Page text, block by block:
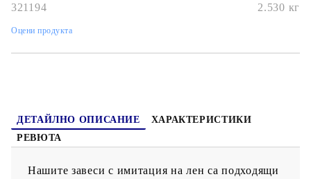
321194 2.530 кг
Оцени продукта
ДЕТАЙЛНО ОПИСАНИЕ
ХАРАКТЕРИСТИКИ
РЕВЮТА
Нашите завеси с имитация на лен са подходящи